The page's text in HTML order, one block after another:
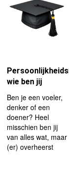
wie ben jij
Ben je een voeler,
denker of een
doener? Heel
misschien ben jij
van alles wat, maar
(er) overheerst